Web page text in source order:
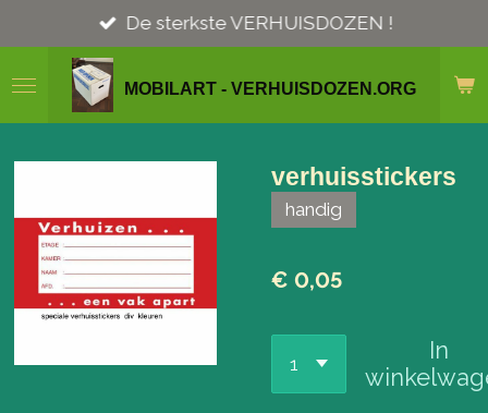
direct
naar
MOBILART - VERHUISDOZEN.ORG
De sterkste VERHUISDOZEN !
verhuisstickers
handig
€ 0,05
In